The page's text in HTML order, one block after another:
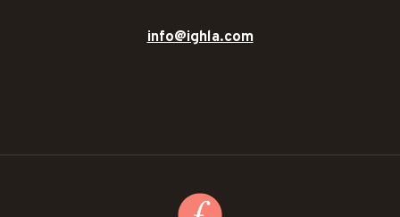
info@ighla.com